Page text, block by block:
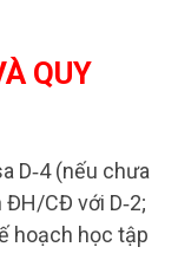
QUY
D‑4 (nếu chưa
CĐ với D‑2;
hoạch học tập